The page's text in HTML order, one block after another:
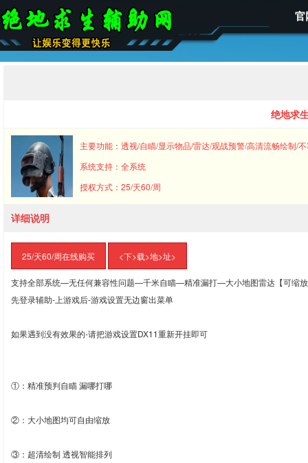
官
绝地求
主要功能：透视/自瞄/显示物品/雷达/观战预警/高清流畅绘制/
系统支持：全系统
授权方式：25/天60/周
详细说明
25/天60/周在线购买 <下>载>地>址>
支持全部系统—无任何兼容性问题—千米自瞄—精准漏打—大小地图雷达【可缩
先登录辅助-上游戏后-游戏设置无边窗出菜单
如果遇到没有效果的-请把游戏设置DX11重新开挂即可
①：精准预判自瞄 漏哪打哪
②：大小地图均可自由缩放
③：超清绘制 透视智能排列